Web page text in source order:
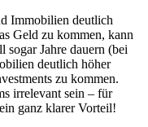
Immobilien deutlich
Geld zu kommen, kann
sogar Jahre dauern (bei
deutlich höher
zu kommen.
irrelevant sein – für
ganz klarer Vorteil!